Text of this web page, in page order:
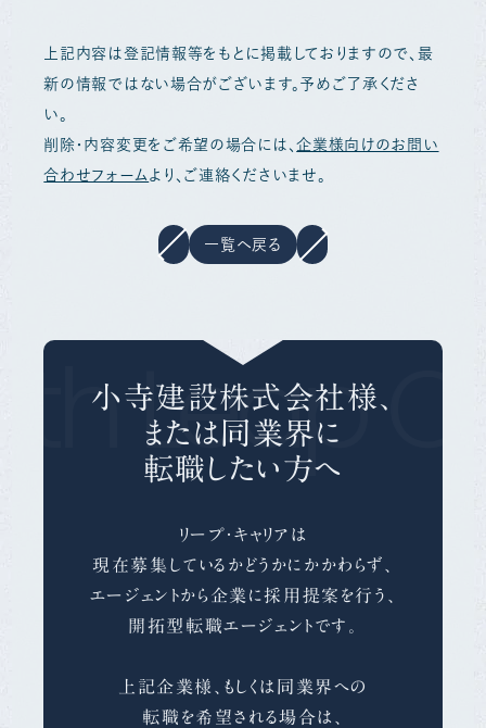
上記内容は登記情報等をもとに掲載しておりますので、最
新の情報ではない場合がございます。予めご了承くださ
い。
削除・内容変更をご希望の場合には、企業様向けのお問い
合わせフォーム より、ご連絡くださいませ。
一覧へ戻る
Leap
小寺建設株式会社様、
または同業界に
転職したい方へ
リープ・キャリアは
現在募集しているかどうかにかかわらず、
エージェントから企業に採用提案を行う、
開拓型転職エージェントです。
上記企業様、もしくは同業界への
転職を希望される場合は、